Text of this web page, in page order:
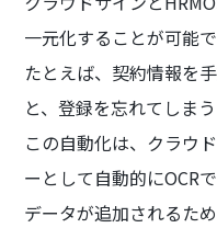
一元化することが可能で
たとえば、契約情報を
と、登録を忘れてしま
この自動化は、クラウ
ーとして自動的にOCR
データが追加されるた